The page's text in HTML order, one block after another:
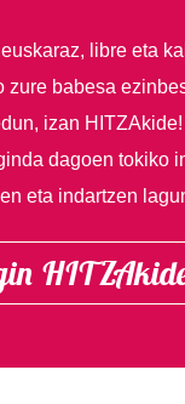
libre eta
zure babesa
izan
dagoen tokiko
eta indartzen